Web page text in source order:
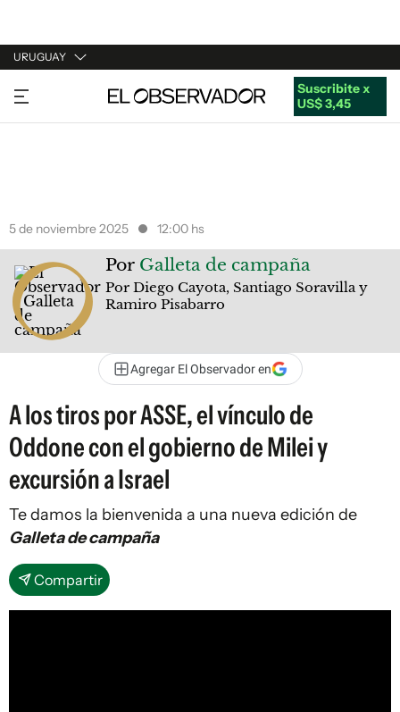
URUGUAY
URUGUAY
ARGENTINA
Suscribite x
US$ 3,45
5 de noviembre 2025 12:00 hs
Por Galleta de campaña
Por Diego Cayota, Santiago Soravilla y
Ramiro Pisabarro
Agregar El Observador en
A los tiros por ASSE, el vínculo de
Oddone con el gobierno de Milei y
excursión a Israel
Te damos la bienvenida a una nueva edición de
Galleta de campaña
Compartir